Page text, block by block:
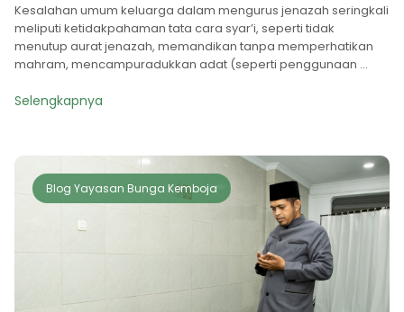
Kesalahan umum keluarga dalam mengurus jenazah seringkali
meliputi ketidakpahaman tata cara syar’i, seperti tidak
menutup aurat jenazah, memandikan tanpa memperhatikan
mahram, mencampuradukkan adat (seperti penggunaan ...
Selengkapnya
Blog Yayasan Bunga Kemboja